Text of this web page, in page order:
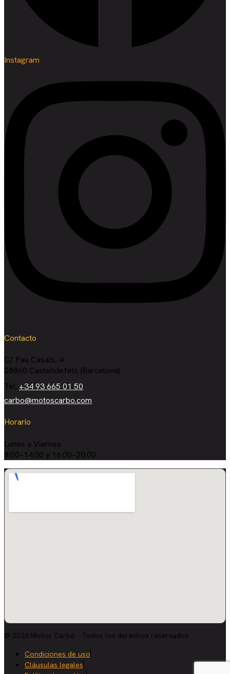
Instagram
Contacto
C/ Pau Casals, 4
08860 Castelldefels (Barcelona)
Tel: +34 93 665 01 50
carbo@motoscarbo.com
Horario
Lunes a Viernes
8:00–14:00 y 16:00–20:00
© 2026 Motos Carbó · Todos los derechos reservados
Condiciones de uso
Cláusulas legales